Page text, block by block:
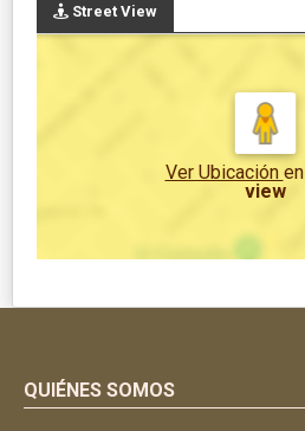
Street View
Ver Ubicación en
view
QUIÉNES SOMOS